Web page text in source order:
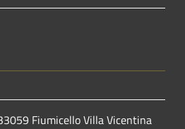
Fiumicello Villa Vicentina